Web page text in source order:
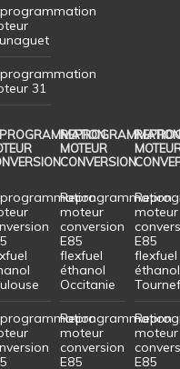
31
REPROGRAMMATION
MOTEUR
CONVERSION
Reprogrammation
moteur
conversion
E85
flexfuel
éthanol
Occitanie
Reprogrammation
moteur
conversion
E85
moteur
E85
flexfuel
éthanol
moteur
E85